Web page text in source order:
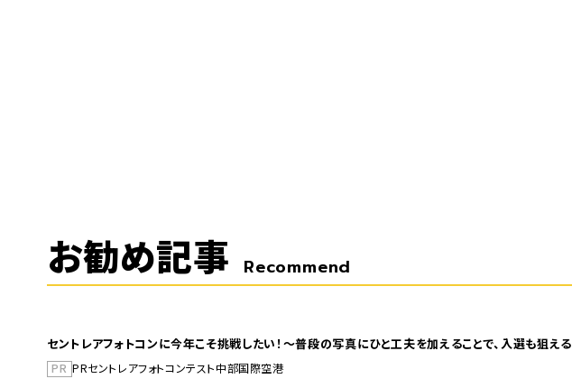
お勧め記事 Recommend
セントレアフォトコンに今年こそ挑戦したい！～普段の写真にひと工夫を加えることで、入選も狙える
PR PRセントレアフォトコンテスト中部国際空港